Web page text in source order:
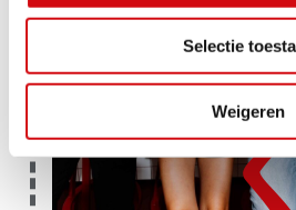
Selectie
Weigeren